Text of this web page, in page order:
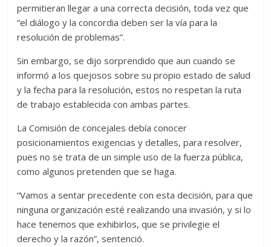
permitieran llegar a una correcta decisión, toda vez que
“el diálogo y la concordia deben ser la vía para la
resolución de problemas”.
Sin embargo, se dijo sorprendido que aun cuando se
informó a los quejosos sobre su propio estado de salud
y la fecha para la resolución, estos no respetan la ruta
de trabajo establecida con ambas partes.
La Comisión de concejales debía conocer
posicionamientos exigencias y detalles, para resolver,
pues no se trata de un simple uso de la fuerza pública,
como algunos pretenden que se haga.
“Vamos a sentar precedente con esta decisión, para que
ninguna organización esté realizando una invasión, y si lo
hace tenemos que exhibirlos, que se privilegie el
derecho y la razón”, sentenció.